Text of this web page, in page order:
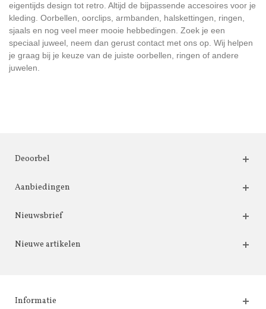
eigentijds design tot retro. Altijd de bijpassende accesoires voor je
kleding. Oorbellen, oorclips, armbanden, halskettingen, ringen,
sjaals en nog veel meer mooie hebbedingen. Zoek je een
speciaal juweel, neem dan gerust contact met ons op. Wij helpen
je graag bij je keuze van de juiste oorbellen, ringen of andere
juwelen.
Deoorbel
Aanbiedingen
Nieuwsbrief
Nieuwe artikelen
Informatie